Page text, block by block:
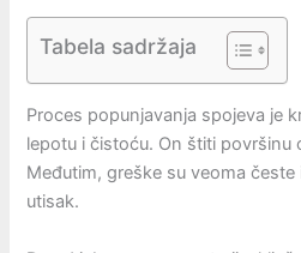
Tabela sadržaja
Proces popunjavanja spojeva je
lepotu i čistoću. On štiti površinu
Međutim, greške su veoma
utisak.